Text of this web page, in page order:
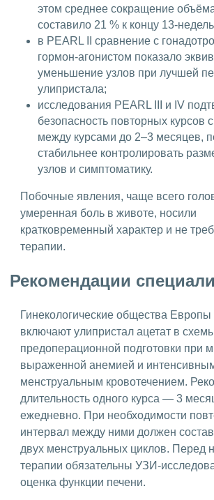
этом среднее сокращение
составило 21 % к концу 13-
в PEARL II сравнение с
гормон-агонистом показало
уменьшение узлов при лучшей
улипристала;
исследования PEARL III и IV
безопасность повторных курсов
между курсами до 2–3 месяцев,
стабильнее контролировать
узлов и симптоматику.
Побочные явления, чаще всего
умеренная боль в животе, носили
кратковременный характер и не
терапии.
Рекомендации
Гинекологические общества Европы
включают улипристал ацетат в
предоперационной подготовки при
выраженной анемией и
менструальным кровотечением.
длительность одного курса — 3
ежедневно. При необходимости
интервал между ними должен
двух менструальных циклов. Перед
терапии обязательны УЗИ-
оценка функции печени.